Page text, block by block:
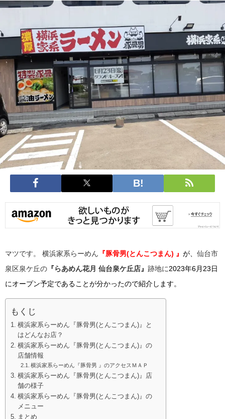
マツです。 横浜家系らーめん 『豚骨男(とんこつまん) 』 が、 仙台市
泉区泉ケ丘の 『らあめん花月 仙台泉ケ丘店』 跡地に 2023年6月23日
にオープン予定であることが分かったので紹介します。
もくじ
横浜家系らーめん『豚骨男(とんこつまん)』と
はどんなお店？
横浜家系らーめん『豚骨男(とんこつまん)』の
店舗情報
横浜家系らーめん『豚骨男 』のアクセスＭＡＰ
横浜家系らーめん『豚骨男(とんこつまん)』店
舗の様子
横浜家系らーめん『豚骨男(とんこつまん)』の
メニュー
まとめ